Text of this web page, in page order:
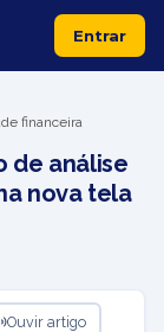
Entrar
financeira
de análise
nova tela
Ouvir artigo